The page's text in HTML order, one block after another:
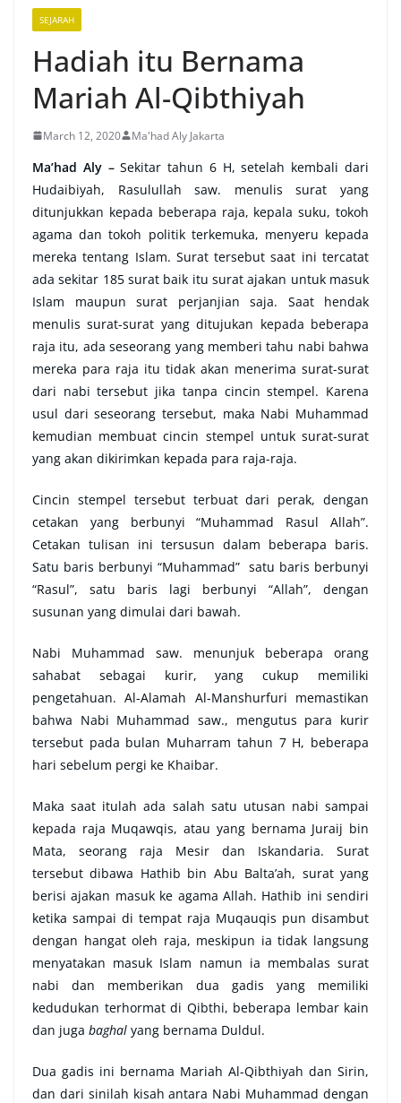
SEJARAH
Hadiah itu Bernama
Mariah Al-Qibthiyah
March 12, 2020 Ma'had Aly Jakarta
Ma’had Aly –Sekitar tahun 6 H, setelah kembali dari
Hudaibiyah, Rasulullah saw. menulis surat yang
ditunjukkan kepada beberapa raja, kepala suku, tokoh
agama dan tokoh politik terkemuka, menyeru kepada
mereka tentang Islam. Surat tersebut saat ini tercatat
ada sekitar 185 surat baik itu surat ajakan untuk masuk
Islam maupun surat perjanjian saja. Saat hendak
menulis surat-surat yang ditujukan kepada beberapa
raja itu, ada seseorang yang memberi tahu nabi bahwa
mereka para raja itu tidak akan menerima surat-surat
dari nabi tersebut jika tanpa cincin stempel. Karena
usul dari seseorang tersebut, maka Nabi Muhammad
kemudian membuat cincin stempel untuk surat-surat
yang akan dikirimkan kepada para raja-raja.
Cincin stempel tersebut terbuat dari perak, dengan
cetakan yang berbunyi “Muhammad Rasul Allah”.
Cetakan tulisan ini tersusun dalam beberapa baris.
Satu baris berbunyi “Muhammad” satu baris berbunyi
“Rasul”, satu baris lagi berbunyi “Allah”, dengan
susunan yang dimulai dari bawah.
Nabi Muhammad saw. menunjuk beberapa orang
sahabat sebagai kurir, yang cukup memiliki
pengetahuan. Al-Alamah Al-Manshurfuri memastikan
bahwa Nabi Muhammad saw., mengutus para kurir
tersebut pada bulan Muharram tahun 7 H, beberapa
hari sebelum pergi ke Khaibar.
Maka saat itulah ada salah satu utusan nabi sampai
kepada raja Muqawqis, atau yang bernama Juraij bin
Mata, seorang raja Mesir dan Iskandaria. Surat
tersebut dibawa Hathib bin Abu Balta’ah, surat yang
berisi ajakan masuk ke agama Allah. Hathib ini sendiri
ketika sampai di tempat raja Muqauqis pun disambut
dengan hangat oleh raja, meskipun ia tidak langsung
menyatakan masuk Islam namun ia membalas surat
nabi dan memberikan dua gadis yang memiliki
kedudukan terhormat di Qibthi, beberapa lembar kain
dan juga baghal yang bernama Duldul.
Dua gadis ini bernama Mariah Al-Qibthiyah dan Sirin,
dan dari sinilah kisah antara Nabi Muhammad dengan